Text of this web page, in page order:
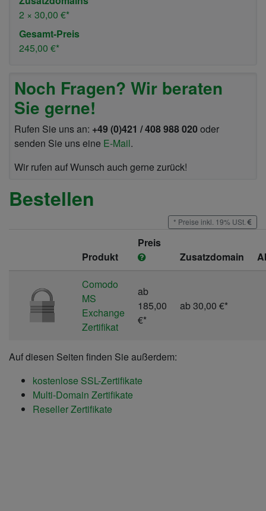
2 × 30,00 €*
Gesamt-Preis
245,00 €*
Noch Fragen? Wir beraten
Sie gerne!
Rufen Sie uns an: +49 (0)421 / 408 988 020oder
senden Sie uns eine E-Mail.
Wir rufen auf Wunsch auch gerne zurück!
Bestellen
* Preise inkl. 19% USt.
Produkt
Preis
Zusatzdomain
Comodo
MS
Exchange
Zertifikat
ab
185,00
€*
ab30,00 €*
Auf diesen Seiten finden Sie außerdem:
kostenlose SSL-Zertifikate
Multi-Domain Zertifikate
Reseller Zertifikate